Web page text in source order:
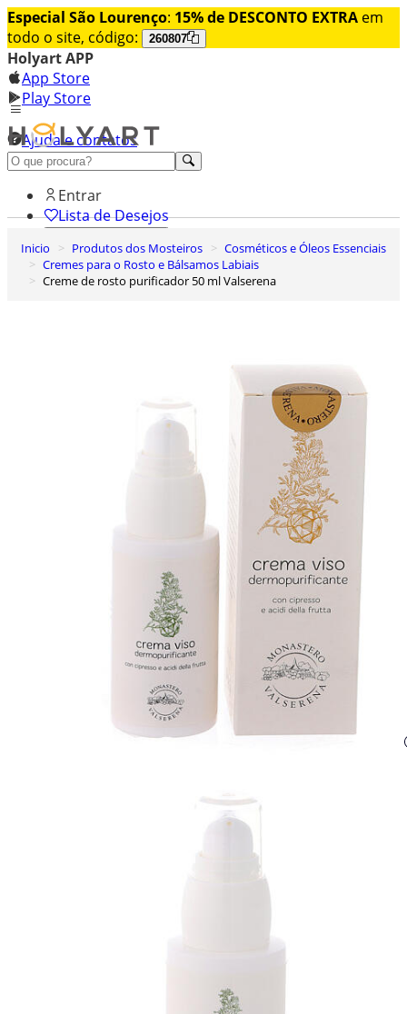
Especial São Lourenço: 15% de DESCONTO EXTRA em
todo o site, código:
260807
Holyart APP
App Store
Play Store
Ajuda e contatos
Conheça premium
Entrar
Lista de Desejos
0
Carrinho de Compras
Inicio Produtos dos Mosteiros
Cosméticos e Óleos Essenciais
Cremes para o Rosto e Bálsamos Labiais
Creme de rosto purificador 50 ml Valserena